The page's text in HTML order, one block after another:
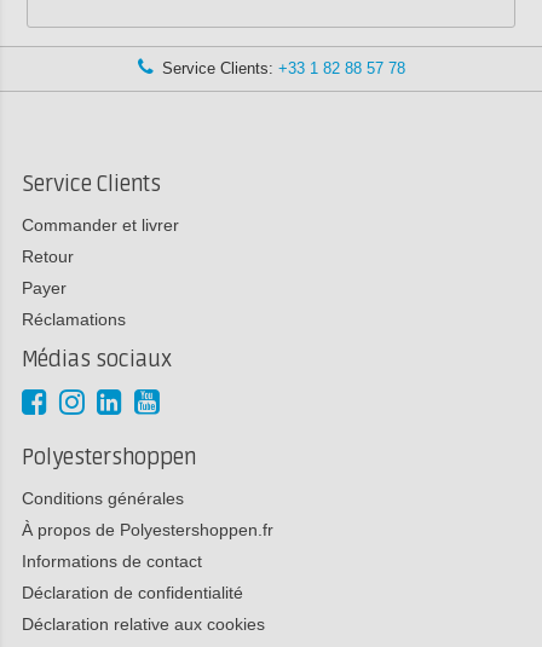
Service Clients: +33 1 82 88 57 78
Service Clients
Commander et livrer
Retour
Payer
Réclamations
Médias sociaux
Polyestershoppen
Conditions générales
À propos de Polyestershoppen.fr
Informations de contact
Déclaration de confidentialité
Déclaration relative aux cookies